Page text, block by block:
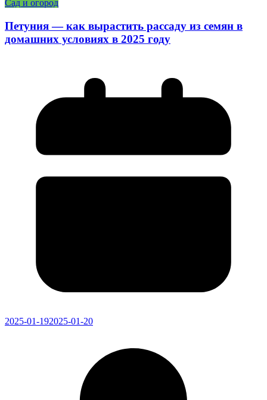
Сад и огород
Петуния — как вырастить рассаду из семян в
домашних условиях в 2025 году
2025-01-192025-01-20